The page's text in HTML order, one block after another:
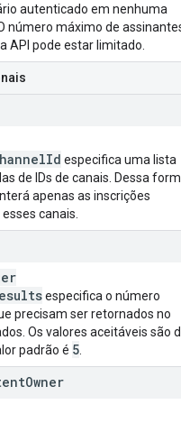
autenticado em nenhuma
número máximo de
API pode estar limitado.
Id especifica uma lista
de IDs de canais. Dessa
apenas as inscrições
canais.
especifica o número
precisam ser retornados no
Os valores aceitáveis são
padrão é 5
Owner